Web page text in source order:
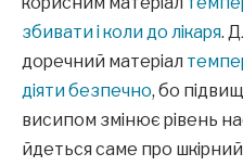
збивати і коли до лікаря.
доречний матеріал
діяти безпечно, бо
висипом змінює рівень
йдеться саме про